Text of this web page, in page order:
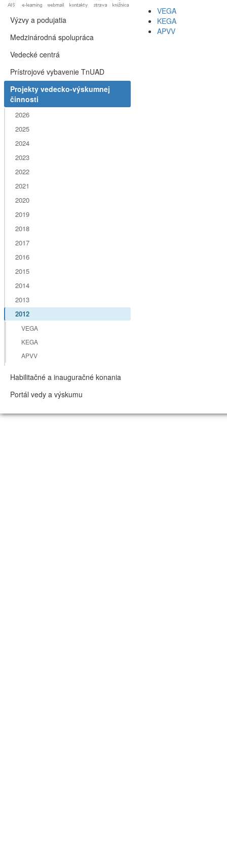
VEGA
KEGA
APVV
Výzvy a podujatia
Medzinárodná spolupráca
Vedecké centrá
Prístrojové vybavenie TnUAD
Projekty vedecko-výskumnej
činnosti
2026
2025
2024
2023
2022
2021
2020
2019
2018
2017
2016
2015
2014
2013
2012
VEGA
KEGA
APVV
Habilitačné a inauguračné konania
Portál vedy a výskumu